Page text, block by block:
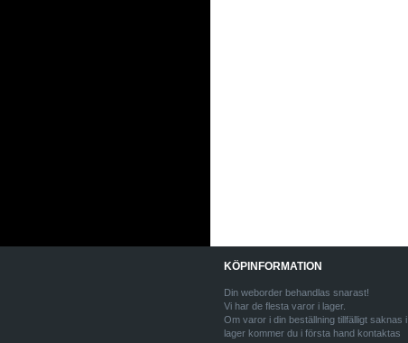
KÖPINFORMATION
Din weborder behandlas snarast!
Vi har de flesta varor i lager.
Om varor i din beställning tillfälligt saknas i
lager kommer du i första hand kontaktas